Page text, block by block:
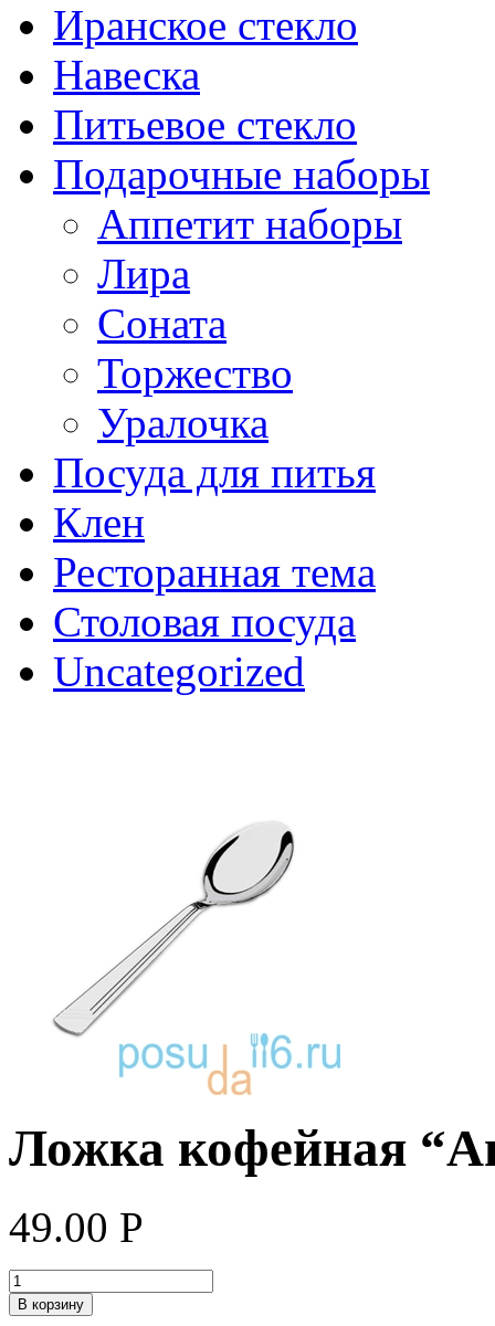
Иранское стекло
Навеска
Питьевое стекло
Подарочные наборы
Аппетит наборы
Лира
Соната
Торжество
Уралочка
Посуда для питья
Клен
Ресторанная тема
Столовая посуда
Uncategorized
Ложка кофейная
49.00 Р
В корзину